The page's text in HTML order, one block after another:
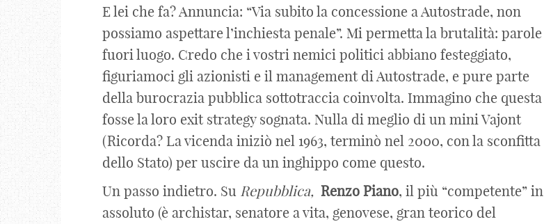
E lei che fa? Annuncia: “Via subito la concessione a Autostrade, non
possiamo aspettare l’inchiesta penale”. Mi permetta la brutalità: parole
fuori luogo. Credo che i vostri nemici politici abbiano festeggiato,
figuriamoci gli azionisti e il management di Autostrade, e pure parte
della burocrazia pubblica sottotraccia coinvolta. Immagino che questa
fosse la loro exit strategy sognata. Nulla di meglio di un mini Vajont
(Ricorda? La vicenda iniziò nel 1963, terminò nel 2000, con la sconfitta
dello Stato) per uscire da un inghippo come questo.
Un passo indietro. Su Repubblica, Renzo Piano, il più “competente” in
assoluto (è archistar, senatore a vita, genovese, gran teorico del